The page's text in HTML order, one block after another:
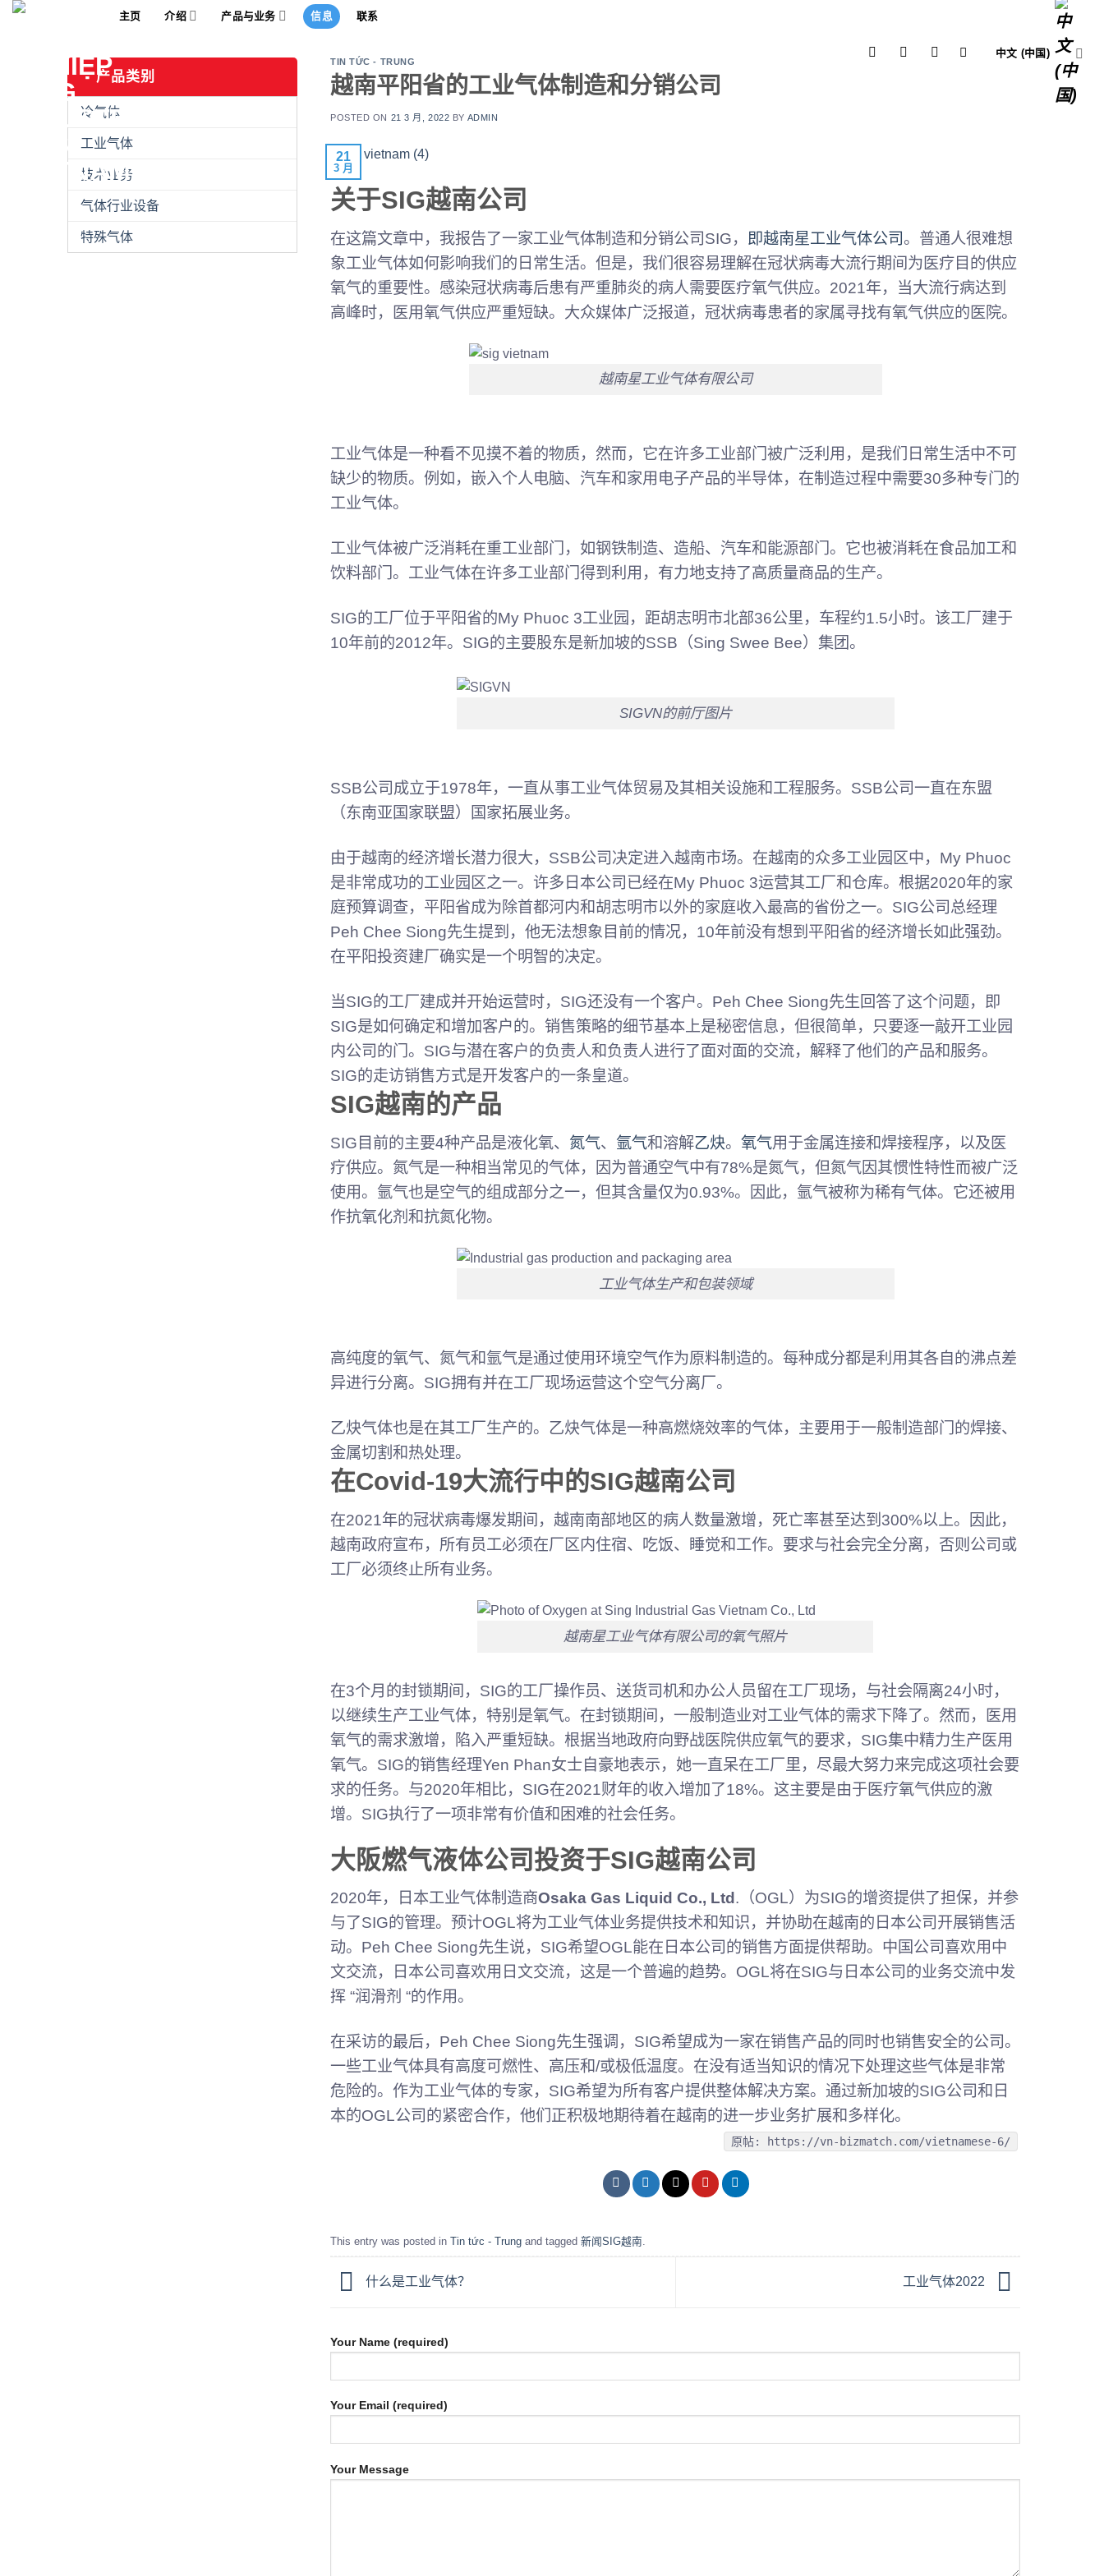
Skip
主页 介绍 产品与业务 信息 联系
中文 (中国)
产品类别
冷气体
工业气体
技术业务
气体行业设备
特殊气体
TIN TỨC - TRUNG
越南平阳省的工业气体制造和分销公司
POSTED ON 21 3 月, 2022 BY ADMIN
21
3 月
关于SIG越南公司
在这篇文章中，我报告了一家工业气体制造和分销公司SIG， 即越南星工业气体公司。普通人很难想
象工业气体如何影响我们的日常生活。但是，我们很容易理解在冠状病毒大流行期间为医疗目的供应
氧气的重要性。感染冠状病毒后患有严重肺炎的病人需要医疗氧气供应。2021年，当大流行病达到
高峰时，医用氧气供应严重短缺。大众媒体广泛报道，冠状病毒患者的家属寻找有氧气供应的医院。
越南星工业气体有限公司
工业气体是一种看不见摸不着的物质，然而，它在许多工业部门被广泛利用，是我们日常生活中不可
缺少的物质。例如，嵌入个人电脑、汽车和家用电子产品的半导体，在制造过程中需要30多种专门的
工业气体。
工业气体被广泛消耗在重工业部门，如钢铁制造、造船、汽车和能源部门。它也被消耗在食品加工和
饮料部门。工业气体在许多工业部门得到利用，有力地支持了高质量商品的生产。
SIG的工厂位于平阳省的My Phuoc 3工业园，距胡志明市北部36公里，车程约1.5小时。该工厂建于
10年前的2012年。SIG的主要股东是新加坡的SSB（Sing Swee Bee）集团。
SIGVN的前厅图片
SSB公司成立于1978年，一直从事工业气体贸易及其相关设施和工程服务。SSB公司一直在东盟
（东南亚国家联盟）国家拓展业务。
由于越南的经济增长潜力很大，SSB公司决定进入越南市场。在越南的众多工业园区中，My Phuoc
是非常成功的工业园区之一。许多日本公司已经在My Phuoc 3运营其工厂和仓库。根据2020年的家
庭预算调查，平阳省成为除首都河内和胡志明市以外的家庭收入最高的省份之一。SIG公司总经理
Peh Chee Siong先生提到，他无法想象目前的情况，10年前没有想到平阳省的经济增长如此强劲。
在平阳投资建厂确实是一个明智的决定。
当SIG的工厂建成并开始运营时，SIG还没有一个客户。Peh Chee Siong先生回答了这个问题，即
SIG是如何确定和增加客户的。销售策略的细节基本上是秘密信息，但很简单，只要逐一敲开工业园
内公司的门。SIG与潜在客户的负责人和负责人进行了面对面的交流，解释了他们的产品和服务。
SIG的走访销售方式是开发客户的一条皇道。
SIG越南的产品
SIG目前的主要4种产品是液化氧、 氮气、 氩气和溶解乙炔。 氧气用于金属连接和焊接程序，以及医
疗供应。氮气是一种相当常见的气体，因为普通空气中有78%是氮气，但氮气因其惯性特性而被广泛
使用。氩气也是空气的组成部分之一，但其含量仅为0.93%。因此，氩气被称为稀有气体。它还被用
作抗氧化剂和抗氮化物。
工业气体生产和包装领域
高纯度的氧气、氮气和氩气是通过使用环境空气作为原料制造的。每种成分都是利用其各自的沸点差
异进行分离。SIG拥有并在工厂现场运营这个空气分离厂。
乙炔气体也是在其工厂生产的。乙炔气体是一种高燃烧效率的气体，主要用于一般制造部门的焊接、
金属切割和热处理。
在Covid-19大流行中的SIG越南公司
在2021年的冠状病毒爆发期间，越南南部地区的病人数量激增，死亡率甚至达到300%以上。因此，
越南政府宣布，所有员工必须在厂区内住宿、吃饭、睡觉和工作。要求与社会完全分离，否则公司或
工厂必须终止所有业务。
越南星工业气体有限公司的氧气照片
在3个月的封锁期间，SIG的工厂操作员、送货司机和办公人员留在工厂现场，与社会隔离24小时，
以继续生产工业气体，特别是氧气。在封锁期间，一般制造业对工业气体的需求下降了。然而，医用
氧气的需求激增，陷入严重短缺。根据当地政府向野战医院供应氧气的要求，SIG集中精力生产医用
氧气。SIG的销售经理Yen Phan女士自豪地表示，她一直呆在工厂里，尽最大努力来完成这项社会要
求的任务。与2020年相比，SIG在2021财年的收入增加了18%。这主要是由于医疗氧气供应的激
增。SIG执行了一项非常有价值和困难的社会任务。
大阪燃气液体公司投资于SIG越南公司
2020年，日本工业气体制造商Osaka Gas Liquid Co., Ltd .（OGL）为SIG的增资提供了担保，并参
与了SIG的管理。预计OGL将为工业气体业务提供技术和知识，并协助在越南的日本公司开展销售活
动。Peh Chee Siong先生说，SIG希望OGL能在日本公司的销售方面提供帮助。中国公司喜欢用中
文交流，日本公司喜欢用日文交流，这是一个普遍的趋势。OGL将在SIG与日本公司的业务交流中发
挥 “润滑剂 “的作用。
在采访的最后，Peh Chee Siong先生强调，SIG希望成为一家在销售产品的同时也销售安全的公司。
一些工业气体具有高度可燃性、高压和/或极低温度。在没有适当知识的情况下处理这些气体是非常
危险的。作为工业气体的专家，SIG希望为所有客户提供整体解决方案。通过新加坡的SIG公司和日
本的OGL公司的紧密合作，他们正积极地期待着在越南的进一步业务扩展和多样化。
原帖: https://vn-bizmatch.com/vietnamese-6/
This entry was posted in Tin tức - Trung and tagged 新闻SIG越南
什么是工业气体？ 工业气体2022
Your Name (required)
Your Email (required)
Your Message